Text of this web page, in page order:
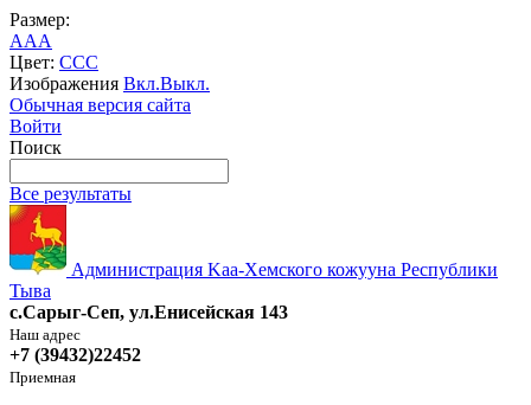
Размер:
AAA
Цвет: CCC
Изображения Вкл.Выкл.
Обычная версия сайта
Войти
Поиск
Все результаты
Администрация Kaa-Хемского кожууна Республики
Тыва
с.Сарыг-Сеп, ул.Енисейская 143
Наш адрес
+7 (39432)22452
Приемная